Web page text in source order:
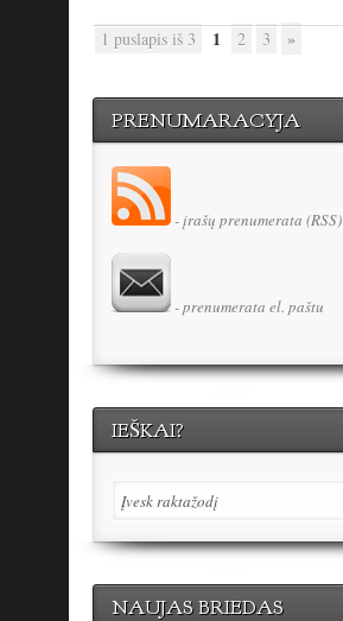
1 puslapis iš 3 1 2 3 »
PRENUMARACYJA
- įrašų prenumerata (RSS)
- prenumerata el. paštu
IEŠKAI?
NAUJAS BRIEDAS